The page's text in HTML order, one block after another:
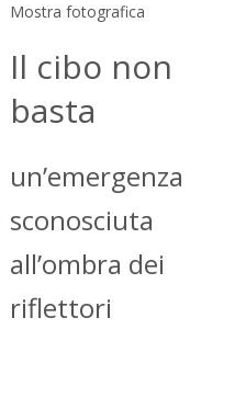
Mostra fotografica
Il cibo non
basta
un’emergenza
sconosciuta
all’ombra dei
riflettori